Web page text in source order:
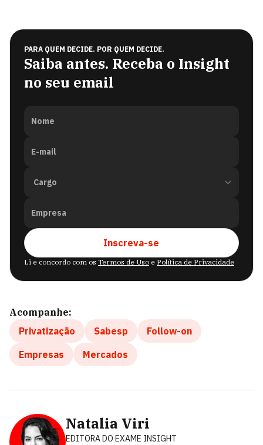
PARA QUEM DECIDE. POR QUEM DECIDE.
Saiba antes. Receba o Insight
no seu email
Nome
E-mail
Empresa
Inscreva-se
Li e concordo com os Termos de Uso e Política de Privacidade
Acompanhe:
Privatização
Sabesp
Follow-on
Empresas
Mercados
Natalia Viri
EDITORA DO EXAME INSIGHT